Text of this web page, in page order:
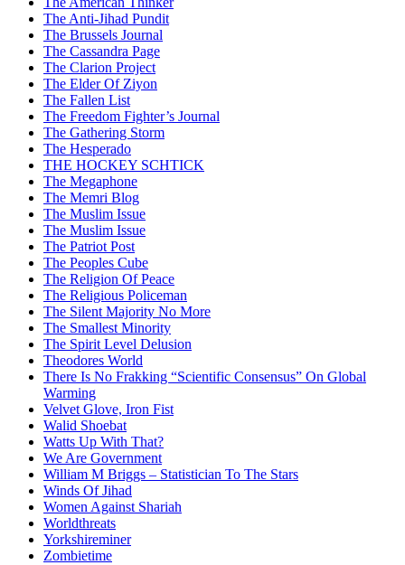
The Anti-Jihad Pundit
The Brussels Journal
The Cassandra Page
The Clarion Project
The Elder Of Ziyon
The Fallen List
The Freedom Fighter’s Journal
The Gathering Storm
The Hesperado
THE HOCKEY SCHTICK
The Megaphone
The Memri Blog
The Muslim Issue
The Muslim Issue
The Patriot Post
The Peoples Cube
The Religion Of Peace
The Religious Policeman
The Silent Majority No More
The Smallest Minority
The Spirit Level Delusion
Theodores World
There Is No Frakking “Scientific Consensus” On Global
Warming
Velvet Glove, Iron Fist
Walid Shoebat
Watts Up With That?
We Are Government
William M Briggs – Statistician To The Stars
Winds Of Jihad
Women Against Shariah
Worldthreats
Yorkshireminer
Zombietime